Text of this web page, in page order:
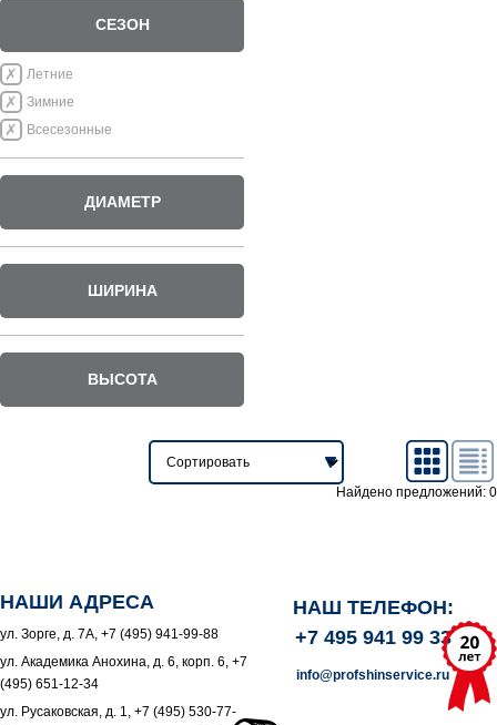
СЕЗОН
Летние
Зимние
Всесезонные
ДИАМЕТР
ШИРИНА
ВЫСОТА
Найдено предложений: 0
НАШИ АДРЕСА
ул. Зорге, д. 7А, +7 (495) 941-99-88
ул. Академика Анохина, д. 6, корп. 6, +7
(495) 651-12-34
ул. Русаковская, д. 1, +7 (495) 530-77-
НАШ ТЕЛЕФОН:
+7 495 941 99 33
info@profshinservice.ru